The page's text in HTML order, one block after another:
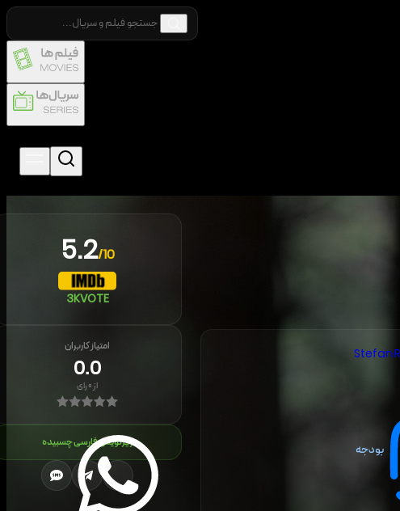
Stefan
بودجه
5.2/10
3KVOTE
امتیاز کاربران
0.0
از۰رای
زیرنویس فارسی چسبیده